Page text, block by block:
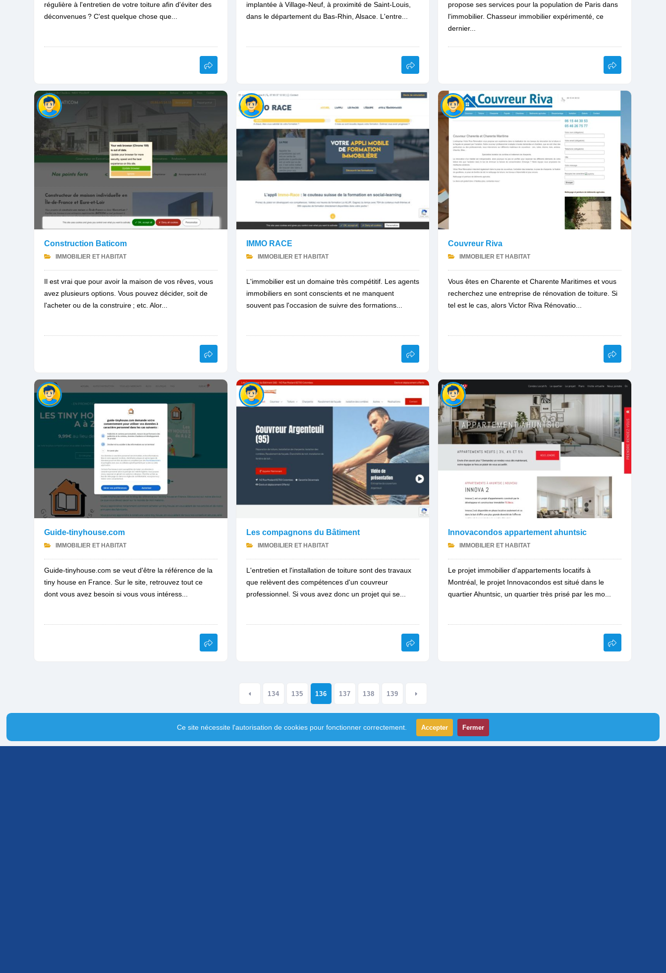
régulière à l'entretien de votre toiture afin d'éviter des
déconvenues ? C'est quelque chose que...
implantée à Village-Neuf, à proximité de Saint-Louis,
dans le département du Bas-Rhin, Alsace. L'entre...
propose ses services pour la population de Paris dans
l'immobilier. Chasseur immobilier expérimenté, ce
dernier...
Construction Baticom
IMMOBILIER ET HABITAT
Il est vrai que pour avoir la maison de vos rêves, vous
avez plusieurs options. Vous pouvez décider, soit de
l'acheter ou de la construire ; etc. Alor...
IMMO RACE
IMMOBILIER ET HABITAT
L'immobilier est un domaine très compétitif. Les agents
immobiliers en sont conscients et ne manquent
souvent pas l'occasion de suivre des formations...
Couvreur Riva
IMMOBILIER ET HABITAT
Vous êtes en Charente et Charente Maritimes et vous
recherchez une entreprise de rénovation de toiture. Si
tel est le cas, alors Victor Riva Rénovatio...
Guide-tinyhouse.com
IMMOBILIER ET HABITAT
Guide-tinyhouse.com se veut d'être la référence de la
tiny house en France. Sur le site, retrouvez tout ce
dont vous avez besoin si vous vous intéress...
Les compagnons du Bâtiment
IMMOBILIER ET HABITAT
L'entretien et l'installation de toiture sont des travaux
que relèvent des compétences d'un couvreur
professionnel. Si vous avez donc un projet qui se...
Innovacondos appartement ahuntsic
IMMOBILIER ET HABITAT
Le projet immobilier d'appartements locatifs à
Montréal, le projet Innovacondos est situé dans le
quartier Ahuntsic, un quartier très prisé par les mo...
134 135 136 137 138 139
Ce site nécessite l'autorisation de cookies pour fonctionner correctement. Accepter Fermer